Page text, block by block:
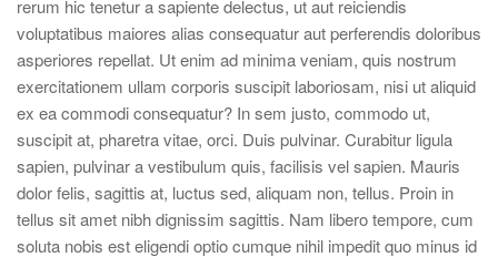
rerum hic tenetur a sapiente delectus, ut aut reiciendis
voluptatibus maiores alias consequatur aut perferendis doloribus
asperiores repellat. Ut enim ad minima veniam, quis nostrum
exercitationem ullam corporis suscipit laboriosam, nisi ut aliquid
ex ea commodi consequatur? In sem justo, commodo ut,
suscipit at, pharetra vitae, orci. Duis pulvinar. Curabitur ligula
sapien, pulvinar a vestibulum quis, facilisis vel sapien. Mauris
dolor felis, sagittis at, luctus sed, aliquam non, tellus. Proin in
tellus sit amet nibh dignissim sagittis. Nam libero tempore, cum
soluta nobis est eligendi optio cumque nihil impedit quo minus id